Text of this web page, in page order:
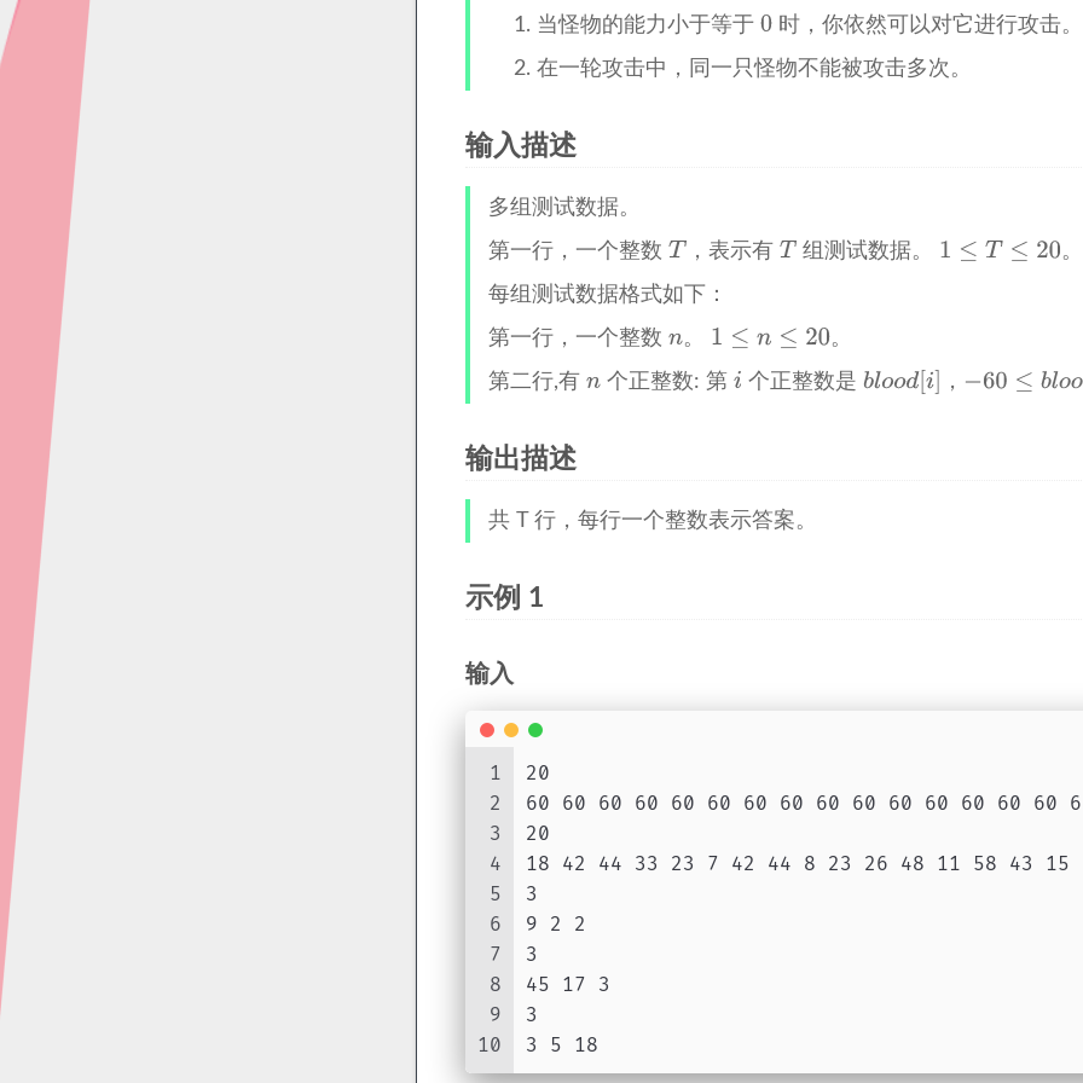
当怪物的能力小于等于
时，你依然可以对它进行攻击。
在一轮攻击中，同一只怪物不能被攻击多次。
输入描述
多组测试数据。
第一行，一个整数
，表示有 组测试数据。
。
每组测试数据格式如下：
第一行，一个整数
。
。
第二行,有
个正整数: 第 个正整数是 ，
输出描述
共 T 行，每行一个整数表示答案。
示例 1
输入
1
2
3
4
5
6
7
8
9
10
20
60 60 60 60 60 60 60 60 60 60 60 60 60 60 60
20
18 42 44 33 23 7 42 44 8 23 26 48 11 58 43 15
3
9 2 2
3
45 17 3
3
3 5 18